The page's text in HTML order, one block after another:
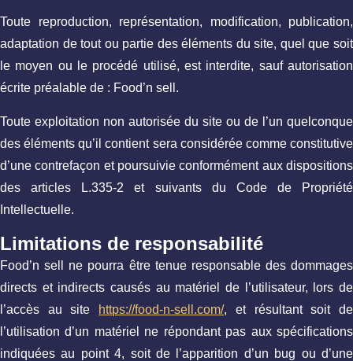
Toute reproduction, représentation, modification, publication,
adaptation de tout ou partie des éléments du site, quel que soit
le moyen ou le procédé utilisé, est interdite, sauf autorisation
écrite préalable de : Food’n sell.
Toute exploitation non autorisée du site ou de l’un quelconque
des éléments qu’il contient sera considérée comme constitutive
d’une contrefaçon et poursuivie conformément aux dispositions
des articles L.335-2 et suivants du Code de Propriété
Intellectuelle.
Limitations de responsabilité
Food’n sell ne pourra être tenue responsable des dommages
directs et indirects causés au matériel de l’utilisateur, lors de
l’accès au site
https://food-n-sell.com/, et résultant soit de
l’utilisation d’un matériel ne répondant pas aux spécifications
indiquées au point 4, soit de l’apparition d’un bug ou d’une